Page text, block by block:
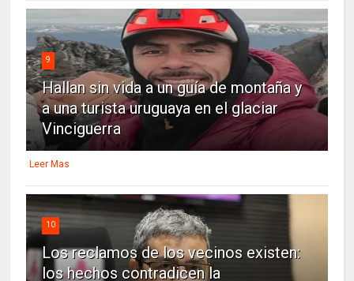
9
Hallan sin vida a un guía de montaña y
a una turista uruguaya en el glaciar
Vinciguerra
Leer Mas
10
Los reclamos de los vecinos existen:
los hechos contradicen la